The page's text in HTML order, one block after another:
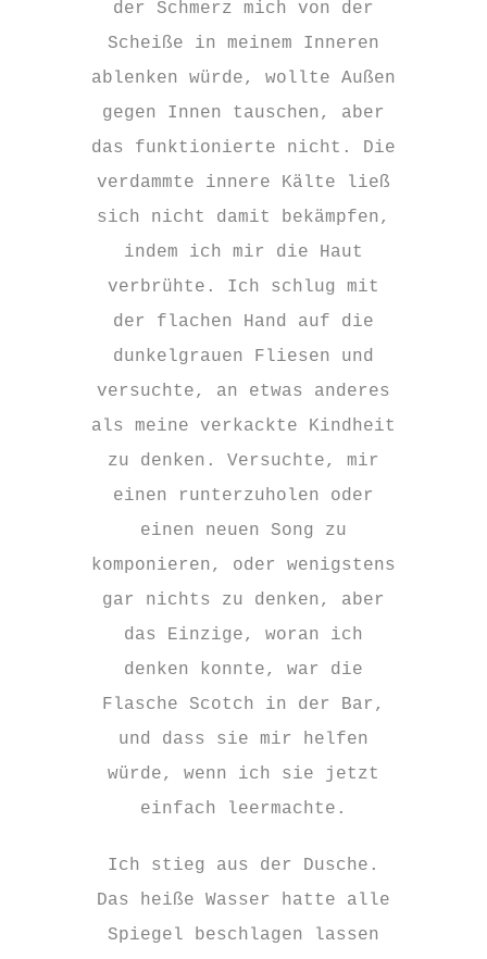
der Schmerz mich von der
Scheiße in meinem Inneren
ablenken würde, wollte Außen
gegen Innen tauschen, aber
das funktionierte nicht. Die
verdammte innere Kälte ließ
sich nicht damit bekämpfen,
indem ich mir die Haut
verbrühte. Ich schlug mit
der flachen Hand auf die
dunkelgrauen Fliesen und
versuchte, an etwas anderes
als meine verkackte Kindheit
zu denken. Versuchte, mir
einen runterzuholen oder
einen neuen Song zu
komponieren, oder wenigstens
gar nichts zu denken, aber
das Einzige, woran ich
denken konnte, war die
Flasche Scotch in der Bar,
und dass sie mir helfen
würde, wenn ich sie jetzt
einfach leermachte.
Ich stieg aus der Dusche.
Das heiße Wasser hatte alle
Spiegel beschlagen lassen